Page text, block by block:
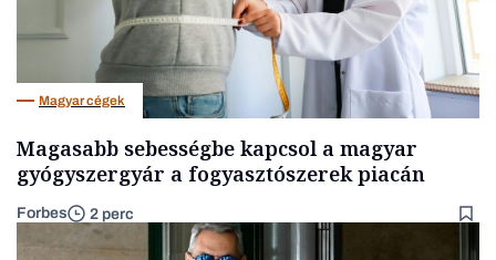
Magyar cégek
Magasabb sebességbe kapcsol a magyar
gyógyszergyár a fogyasztószerek piacán
Forbes 2 perc